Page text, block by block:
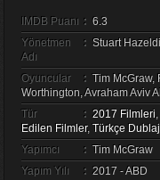
IMDB Puanı : 6.3
Yönetmen
Adı
: Stuart
Oyuncular : Tim McGraw,
Worthington, Avraham Aviv
Tür
: 2017 Filmleri,
Edilen Filmler, Türkçe
Yapımcı
: Tim McGraw
Yapım Yılı
: 2017 - ABD